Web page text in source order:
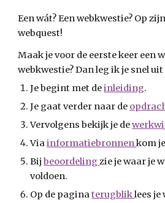
Een wát? Een webkwestie? Op
webquest!
Maak je voor de eerste keer een
webkwestie? Dan leg ik je snel
Je begint met deinleiding.
Je gaat verder naar de
Vervolgens bekijk je de
Viainformatiebronnenkom
Bijbeoordelingzie je waar je
voldoen.
Op de paginaterugbliklees je